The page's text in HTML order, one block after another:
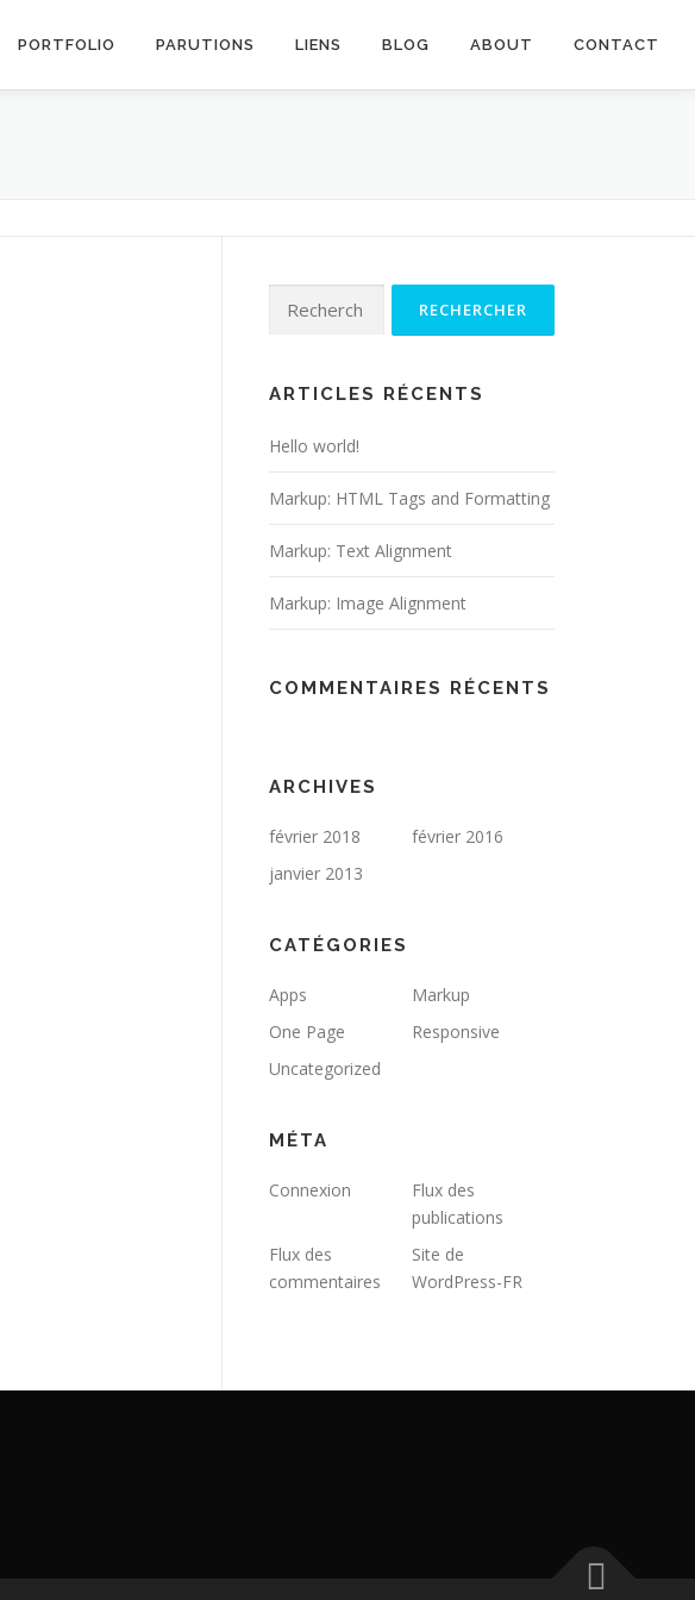
PORTFOLIO PARUTIONS LIENS BLOG ABOUT CONTACT
ARTICLES RÉCENTS
Hello world!
Markup: HTML Tags and Formatting
Markup: Text Alignment
Markup: Image Alignment
COMMENTAIRES RÉCENTS
ARCHIVES
février 2018
février 2016
janvier 2013
CATÉGORIES
Apps
Markup
One Page
Responsive
Uncategorized
MÉTA
Connexion
Flux des
publications
Flux des
commentaires
Site de
WordPress-FR